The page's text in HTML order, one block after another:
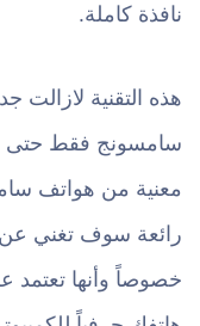
نافذة كاملة.
هذه التقنية
سامسونج فقط حتى
معنية من هواتف
رائعة سوف تغني عن
خصوصاً وأنها تعتمد